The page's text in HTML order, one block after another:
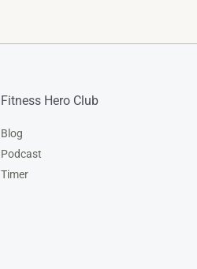
Fitness Hero Club
Blog
Podcast
Timer